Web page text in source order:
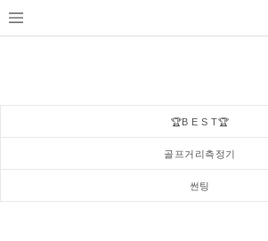
🏆B E S T🏆
골프거리측정기
썬팅